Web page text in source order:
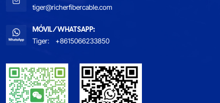
tiger@richerfibercable.com
MÓVIL/WHATSAPP:
Tiger:
+8615066233850